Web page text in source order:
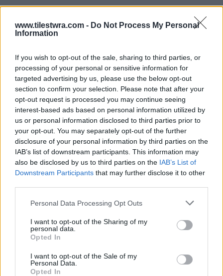
www.tilestwra.com - Do Not Process My Personal
Information
If you wish to opt-out of the sale, sharing to third parties, or
processing of your personal or sensitive information for
targeted advertising by us, please use the below opt-out
section to confirm your selection. Please note that after your
opt-out request is processed you may continue seeing
interest-based ads based on personal information utilized by
us or personal information disclosed to third parties prior to
your opt-out. You may separately opt-out of the further
disclosure of your personal information by third parties on the
IAB’s list of downstream participants. This information may
also be disclosed by us to third parties on the IAB’s List of
Downstream Participants that may further disclose it to other
Personal Data Processing Opt Outs
I want to opt-out of the Sharing of my
personal data.
Opted In
I want to opt-out of the Sale of my
Personal Data.
Opted In
Δείτε το συγκινητικό βίντεο: